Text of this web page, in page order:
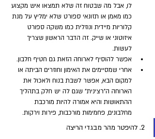
לו, אבל מה שבטוח זה שלא תמצאו איש מקצוע
כמו מאמן או תזונאי ספורט שלא ימליץ על מנת
קלוריות מיידית ונוזלית כמו משקה ספורט
איזוטוני או שייק. זה הדבר הראשון שצריך
לעשות.
אפשר להוסיף לארוחה הזאת גם חטיף חלבון.
אחרי שמסיימים את האימון וחוזרים הביתה או
למקום הבא, אפשר לשבת בנוח ולאכול את
הארוחה ה"רצינית" שגם לה יש חלק בתהליך
ההתאושות והיא אמורה להיות מורכבת
מחלבונים, פחמימות מורכבות, פירות וירקות.
2. להיפטר מהר מבגדי הריצה